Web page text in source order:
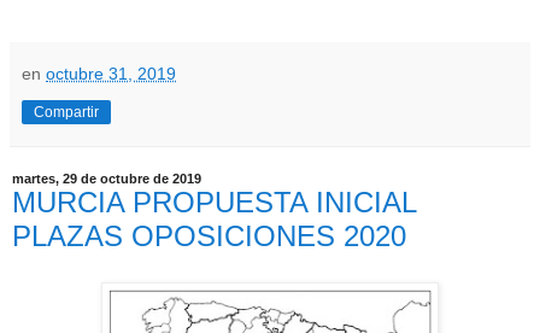
en octubre 31, 2019
Compartir
martes, 29 de octubre de 2019
MURCIA PROPUESTA INICIAL
PLAZAS OPOSICIONES 2020